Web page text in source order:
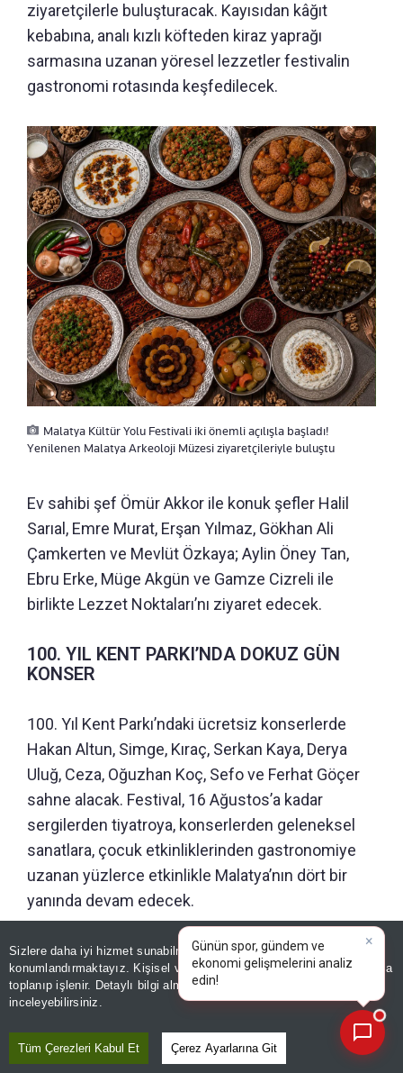
Sizlere daha iyi hizmet sunabilmek adına sitemizdeçerez
konumlandırmaktayız. Kişisel verileriniz, KVKK ve GDPR kapsamında
toplanıp işlenir. Detaylı bilgi almak için
inceleyebilirsiniz.
Tüm Çerezleri Kabul Et Çerez Ayarlarına Git
ziyaretçilerle buluşturacak. Kayısıdan kâğıt
kebabına, analı kızlı köfteden kiraz yaprağı
sarmasına uzanan yöresel lezzetler festivalin
gastronomi rotasında keşfedilecek.
Malatya Kültür Yolu Festivali iki önemli açılışla başladı!
Yenilenen Malatya Arkeoloji Müzesi ziyaretçileriyle buluştu
Ev sahibi şef Ömür Akkor ile konuk şefler Halil
Sarıal, Emre Murat, Erşan Yılmaz, Gökhan Ali
Çamkerten ve Mevlüt Özkaya; Aylin Öney Tan,
Ebru Erke, Müge Akgün ve Gamze Cizreli ile
birlikte Lezzet Noktaları’nı ziyaret edecek.
100. YIL KENT PARKI’NDA DOKUZ GÜN
KONSER
100. Yıl Kent Parkı’ndaki ücretsiz konserlerde
Hakan Altun, Simge, Kıraç, Serkan Kaya, Derya
Uluğ, Ceza, Oğuzhan Koç, Sefo ve Ferhat Göçer
sahne alacak. Festival, 16 Ağustos’a kadar
sergilerden tiyatroya, konserlerden geleneksel
sanatlara, çocuk etkinliklerinden gastronomiye
uzanan yüzlerce etkinlikle Malatya’nın dört bir
yanında devam edecek.
Editör :ZEYNEP ERDİVANLI|Kaynak: TÜRKİYE GAZETESİ
Günün spor, gündem ve eko